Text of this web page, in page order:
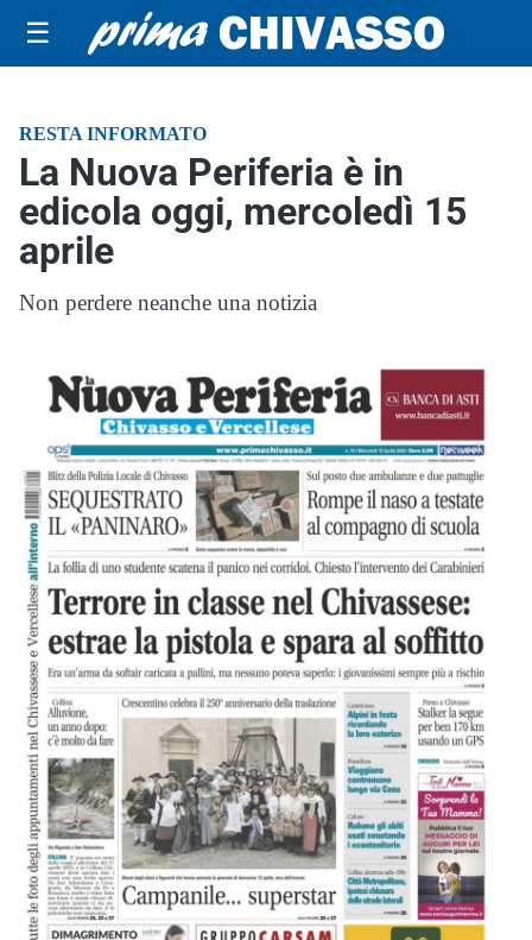
☰
RESTA INFORMATO
La Nuova Periferia è in
edicola oggi, mercoledì 15
aprile
Non perdere neanche una notizia